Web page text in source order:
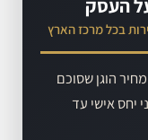
העסק
בכל מרכז הארץ
הוגן שסוכם
יחס אישי עד